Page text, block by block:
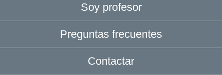
Soy profesor
Preguntas frecuentes
Contactar